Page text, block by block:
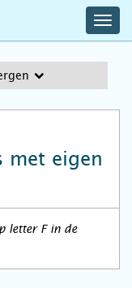
met eigen
letter F in de